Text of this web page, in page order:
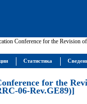
Conference for the Revision
for the
06-Rev.GE89)]
Статистика